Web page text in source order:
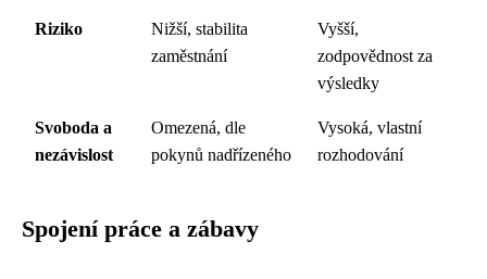
Riziko
Nižší, stabilita
zaměstnání
Vyšší,
zodpovědnost za
výsledky
Svoboda a
nezávislost
Omezená, dle
pokynů nadřízeného
Vysoká, vlastní
rozhodování
Spojení práce a zábavy